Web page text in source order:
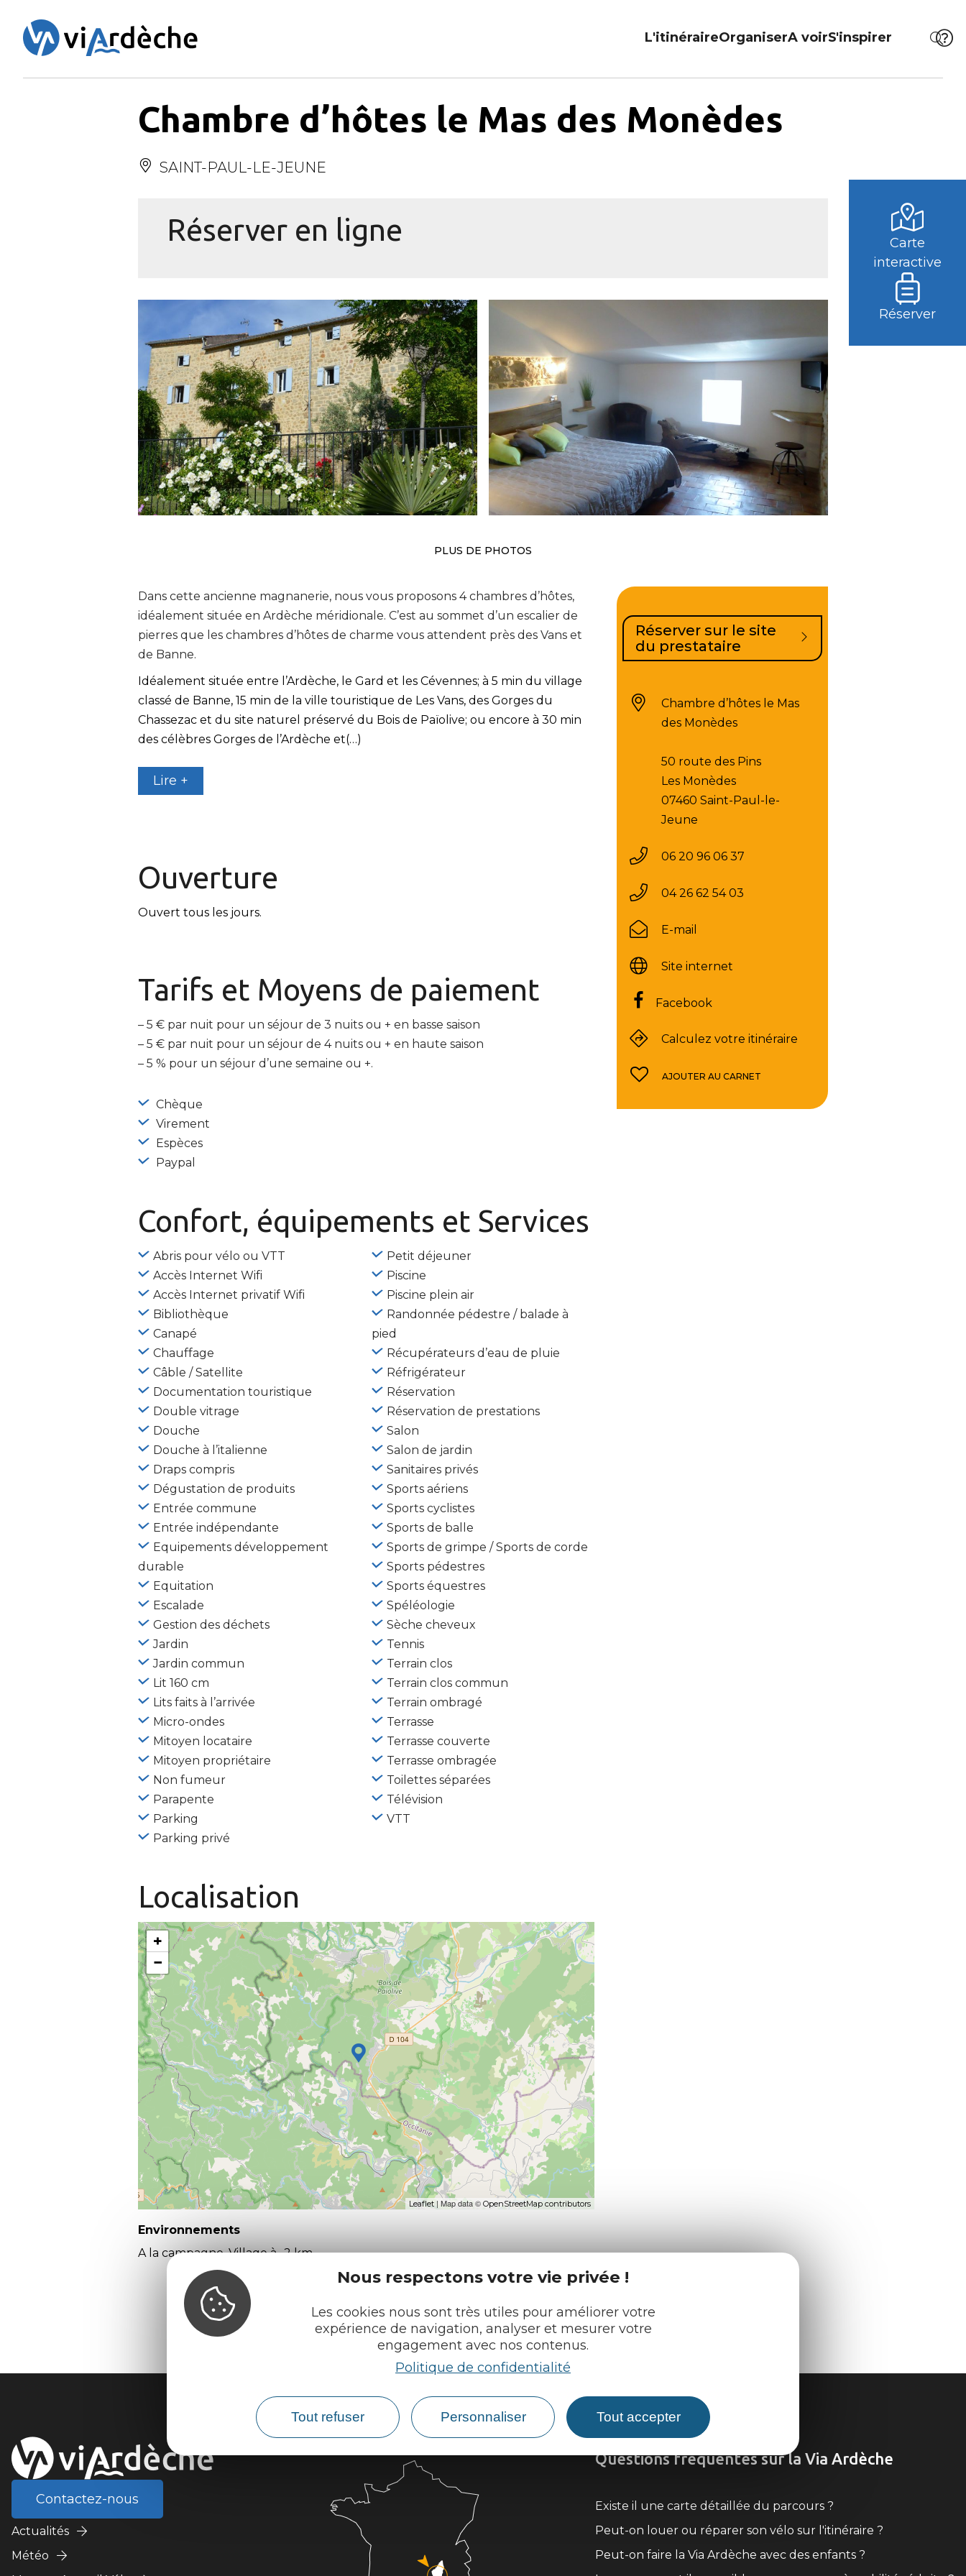
Nous respectons votre vie privée !
Les cookies nous sont très utiles pour améliorer votre
expérience de navigation, analyser et mesurer votre
engagement avec nos contenus.
Politique de confidentialité
Tout refuser Personnaliser Tout accepter
Carte
interactive
Réserver
L'itinéraireOrganiserA voirS'inspirer
Chambre d’hôtes le Mas des Monèdes
SAINT-PAUL-LE-JEUNE
Réserver en ligne
PLUS DE PHOTOS
Dans cette ancienne magnanerie, nous vous proposons 4 chambres d’hôtes,
idéalement située en Ardèche méridionale. C’est au sommet d’un escalier de
pierres que les chambres d’hôtes de charme vous attendent près des Vans et
de Banne.
Idéalement située entre l’Ardèche, le Gard et les Cévennes; à 5 min du village
classé de Banne, 15 min de la ville touristique de Les Vans, des Gorges du
Chassezac et du site naturel préservé du Bois de Païolive; ou encore à 30 min
des célèbres Gorges de l’Ardèche et(…)
Lire +
Ouverture
Ouvert tous les jours.
Tarifs et Moyens de paiement
– 5 € par nuit pour un séjour de 3 nuits ou + en basse saison
– 5 € par nuit pour un séjour de 4 nuits ou + en haute saison
– 5 % pour un séjour d’une semaine ou +.
Chèque
Virement
Espèces
Paypal
Confort, équipements et Services
Abris pour vélo ou VTT
Accès Internet Wifi
Accès Internet privatif Wifi
Bibliothèque
Canapé
Chauffage
Câble / Satellite
Documentation touristique
Double vitrage
Douche
Douche à l’italienne
Draps compris
Dégustation de produits
Entrée commune
Entrée indépendante
Equipements développement
durable
Equitation
Escalade
Gestion des déchets
Jardin
Jardin commun
Lit 160 cm
Lits faits à l’arrivée
Micro-ondes
Mitoyen locataire
Mitoyen propriétaire
Non fumeur
Parapente
Parking
Parking privé
Petit déjeuner
Piscine
Piscine plein air
Randonnée pédestre / balade à
pied
Récupérateurs d’eau de pluie
Réfrigérateur
Réservation
Réservation de prestations
Salon
Salon de jardin
Sanitaires privés
Sports aériens
Sports cyclistes
Sports de balle
Sports de grimpe / Sports de corde
Sports pédestres
Sports équestres
Spéléologie
Sèche cheveux
Tennis
Terrain clos
Terrain clos commun
Terrain ombragé
Terrasse
Terrasse couverte
Terrasse ombragée
Toilettes séparées
Télévision
VTT
Localisation
+
−
Leaflet| Map data © OpenStreetMap contributors
Environnements
A la campagne, Village à -2 km
Réserver sur le site
du prestataire
Chambre d’hôtes le Mas
des Monèdes
50 route des Pins
Les Monèdes
07460 Saint-Paul-le-
Jeune
06 20 96 06 37
04 26 62 54 03
E-mail
Site internet
Facebook
Calculez votre itinéraire
AJOUTER AU CARNET
Contactez-nous
Actualités
Météo
Questions fréquentes sur la Via Ardèche
Existe il une carte détaillée du parcours ?
Peut-on louer ou réparer son vélo sur l'itinéraire ?
Peut-on faire la Via Ardèche avec des enfants ?